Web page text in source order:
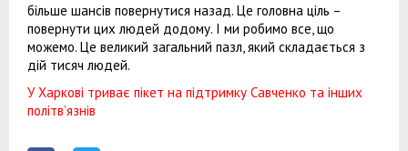
більше шансів повернутися назад. Це головна ціль –
повернути цих людей додому. І ми робимо все, що
можемо. Це великий загальний пазл, який складається з
дій тисяч людей.
У Харкові триває пікет на підтримку Савченко та інших
політв’язнів